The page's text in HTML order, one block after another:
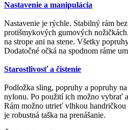
Nastavenie a manipulácia
Nastavenie je rýchle. Stabilný rám
protišmykových gumových
na strope ani na stene. Všetky
Dodatočné očká na spodnom ráme
Starostlivosť a čistenie
Podložka sling, popruhy a popruhy
nylonu. Po použití ich možno vybrať
Rám možno utrieť vlhkou
je robustná taška na prenášanie.